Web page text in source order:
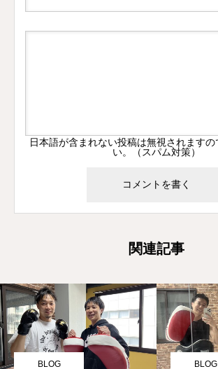
日本語が含まれない投稿は無視されますの
い。（スパム対策）
関連記事
BLOG BLOG